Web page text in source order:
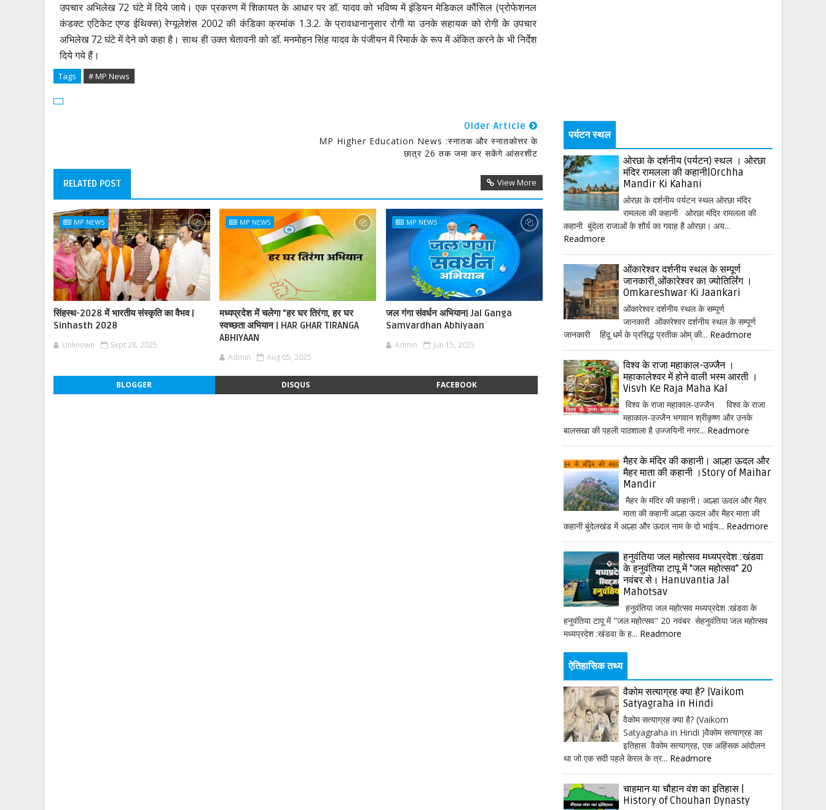
उपचार अभिलेख 72 घंटे में दिये जाये। एक प्रकरण में शिकायत के आधार पर डॉ. यादव को भविष्य में इंडियन मेडिकल कौंसिल (प्रोफेशनल
कंडक्ट एटिकेट एण्ड ईथिक्स) रेग्यूलेशंस 2002 की कंडिका क्रमांक 1.3.2. के प्रावधानानुसार रोगी या उनके सहायक को रोगी के उपचार
अभिलेख 72 घंटे में देने को कहा है। साथ ही उक्त चेतावनी को डॉ. मनमोहन सिंह यादव के पंजीयन में रिमार्क के रूप में अंकित करने के भी निर्देश
दिये गये हैं।
Tags # MP News
Older Article
MP Higher Education News :स्नातक और स्नातकोत्तर के
छात्र 26 तक जमा कर सकेंगे आंसरशीट
RELATED POST View More
MP NEWS
सिंहस्थ-2028 में भारतीय संस्कृति का वैभव |
Sinhasth 2028
Unknown Sept 28, 2025
MP NEWS
मध्यप्रदेश में चलेगा "हर घर तिरंगा, हर घर
स्वच्छता अभियान | HAR GHAR TIRANGA
ABHIYAAN
Admin Aug 05, 2025
MP NEWS
जल गंगा संवर्धन अभियान| Jal Ganga
Samvardhan Abhiyaan
Admin Jun 15, 2025
BLOGGER DISQUS FACEBOOK
पर्यटन स्थल
ओरछा के दर्शनीय (पर्यटन) स्थल । ओरछा
मंदिर रामलला की कहानी|Orchha
Mandir Ki Kahani
ओरछा के दर्शनीय पर्यटन स्थल ओरछा मंदिर
रामलला की कहानी ओरछा मंदिर रामलला की
कहानी बुंदेला राजाओं के शौर्य का गवाह है ओरछा। अय...
Readmore
ओंकारेश्वर दर्शनीय स्थल के सम्पूर्ण
जानकारी,ओंकारेश्वर का ज्योतिर्लिंग ।
Omkareshwar Ki Jaankari
ओंकारेश्वर दर्शनीय स्थल के सम्पूर्ण
जानकारी ओंकारेश्वर दर्शनीय स्थल के सम्पूर्ण
जानकारी हिंदू धर्म के प्रसिद्ध प्रतीक ओम् की... Readmore
विश्व के राजा महाकाल-उज्जैन ।
महाकालेश्वर में होने वाली भस्म आरती ।
Visvh Ke Raja Maha Kal
विश्व के राजा महाकाल-उज्जैन विश्व के राजा
महाकाल-उज्जैन भगवान श्रीकृष्ण और उनके
बालसखा की पहली पाठशाला है उज्जयिनी नगर... Readmore
मैहर के मंदिर की कहानी। आल्हा ऊदल और
मैहर माता की कहानी ।Story of Maihar
Mandir
मैहर के मंदिर की कहानी। आल्हा ऊदल और मैहर
माता की कहानी आल्हा ऊदल और मैहर माता की
कहानी बुंदेलखंड में आल्हा और ऊदल नाम के दो भाईय... Readmore
हनुवंतिया जल महोत्सव मध्यप्रदेश :खंडवा
के हनुवंतिया टापू में "जल महोत्सव" 20
नवंबर से। Hanuvantia Jal
Mahotsav
हनुवंतिया जल महोत्सव मध्यप्रदेश :खंडवा के
हनुवंतिया टापू में "जल महोत्सव" 20 नवंबर सेहनुवंतिया जल महोत्सव
मध्यप्रदेश :खंडवा के ह... Readmore
ऐतिहासिक तथ्य
वैकोम सत्याग्रह क्या है? |Vaikom
Satyagraha in Hindi
वैकोम सत्याग्रह क्या है? (Vaikom
Satyagraha in Hindi )वैकोम सत्याग्रह का
इतिहास वैकोम सत्याग्रह, एक अहिंसक आंदोलन
था जो एक सदी पहले केरल के त्र... Readmore
चाहमान या चौहान वंश का इतिहास |
History of Chouhan Dynasty